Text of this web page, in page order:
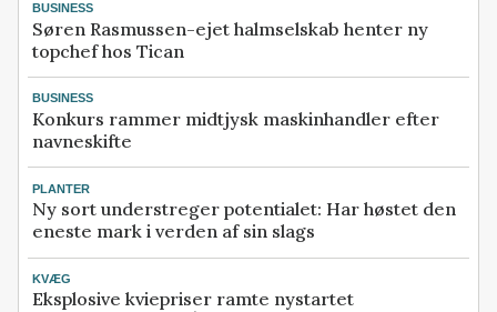
BUSINESS
Søren Rasmussen-ejet halmselskab henter ny
topchef hos Tican
BUSINESS
Konkurs rammer midtjysk maskinhandler efter
navneskifte
PLANTER
Ny sort understreger potentialet: Har høstet den
eneste mark i verden af sin slags
KVÆG
Eksplosive kviepriser ramte nystartet